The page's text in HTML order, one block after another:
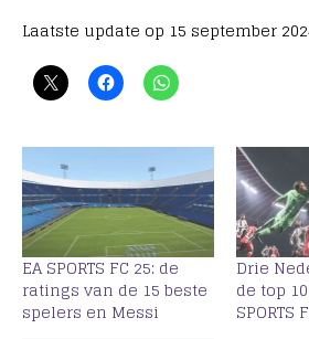
Laatste update op 15 september
EA SPORTS FC 25: de
ratings van de 15 beste
spelers en Messi
Drie
de top
SPORTS